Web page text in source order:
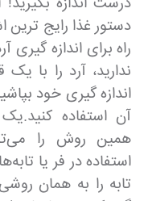
دستور غذا رایج ترین
راه برای اندازه گیری
ندارید، آرد را با
اندازه گیری خود
آن استفاده
همین روش را
استفاده در فر یا
تابه را به همان